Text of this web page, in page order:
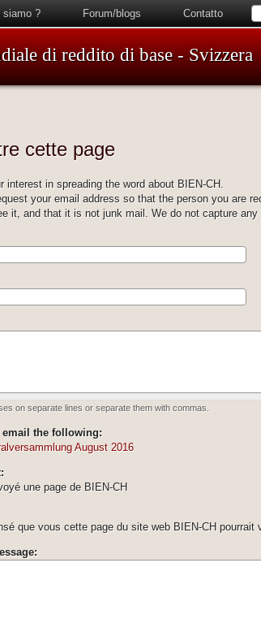
siamo ? Forum/blogs Contatto
di reddito di base - Svizzera
cette page
interest in spreading the word about BIEN-CH.
your email address so that the person you are
it, and that it is not junk mail. We do not capture any
on separate lines or separate them with commas.
email the following:
August 2016
une page de BIEN-CH
que vous cette page du site web BIEN-CH pourrait